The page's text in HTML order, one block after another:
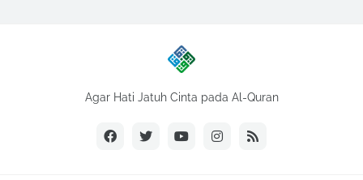
Agar Hati Jatuh Cinta pada Al-Quran